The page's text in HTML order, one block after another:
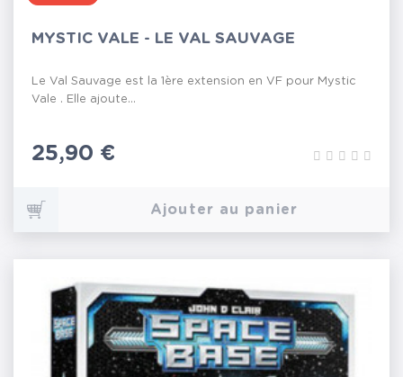
MYSTIC VALE - LE VAL SAUVAGE
Le Val Sauvage est la 1ère extension en VF pour Mystic
Vale . Elle ajoute...
Prix
25,90 €
Ajouter au panier